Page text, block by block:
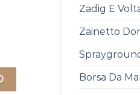
Zadig E
Zainetto
Borsa Da